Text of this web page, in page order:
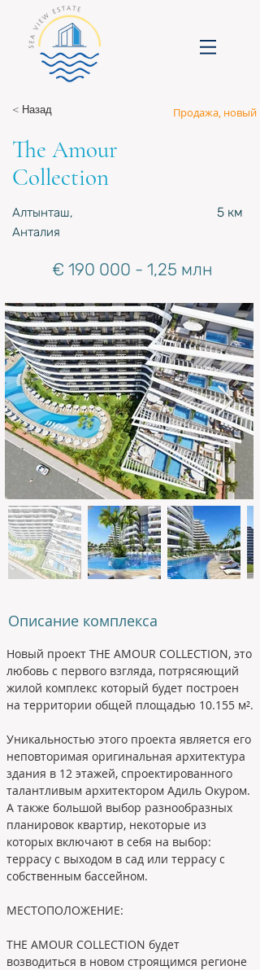
< Назад Продажа, новый
The Amour
Collection
Алтынташ,
Анталия
5 км
€ 190 000 - 1,25 млн
Описание комплекса
Новый проект THE AMOUR COLLECTION, это
любовь с первого взгляда, потрясяющий
жилой комплекс который будет построен
на территории общей площадью 10.155 м².
Уникальностью этого проекта является его
неповторимая оригинальная архитектура
здания в 12 этажей, спроектированного
талантливым архитектором Адиль Окуром.
А также большой выбор разнообразных
планировок квартир, некоторые из
которых включают в себя на выбор:
террасу с выходом в сад или террасу с
собственным бассейном.
МЕСТОПОЛОЖЕНИЕ:
THE AMOUR COLLECTION будет
возводиться в новом строящимся регионе